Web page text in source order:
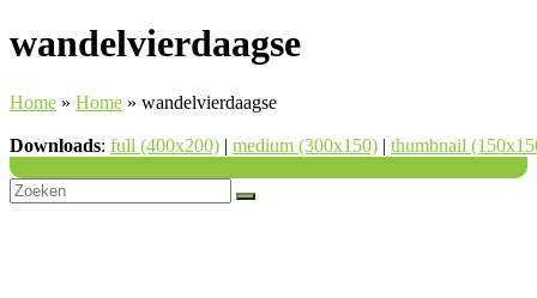
wandelvierdaagse
Home » Home » wandelvierdaagse
Downloads: full (400x200) | medium (300x150) | thumbnail